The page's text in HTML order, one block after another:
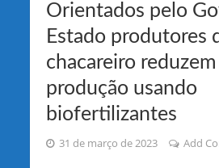
Orientados pelo
Estado produtores
chacareiro
produção usando
biofertilizantes
31 de março de 2023 Add